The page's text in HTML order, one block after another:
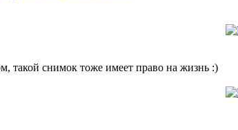
такой снимок тоже имеет право на жизнь :)